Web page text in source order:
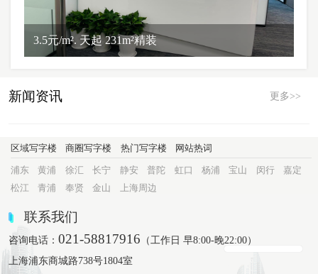
3.5元/m². 天起 231m²精装
新闻资讯 更多>>
区域写字楼 商圈写字楼 热门写字楼 网站热词
浦东 黄浦 徐汇 长宁 静安 普陀 虹口 杨浦 宝山 闵行
嘉定
松江
青浦 奉贤 金山 上海周边
联系我们
咨询电话：021-58817916 （工作日 早8:00-晚22:00）
上海浦东商城路738号1804室